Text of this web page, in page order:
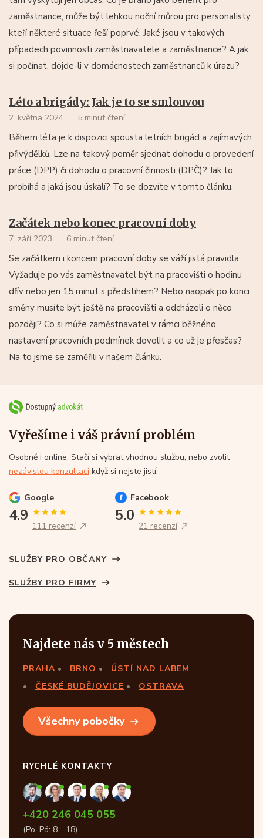
zaměstnance, může být lehkou noční můrou pro personalisty,
kteří některé situace řeší poprvé. Jaké jsou v takových
případech povinnosti zaměstnavatele a zaměstnance? A jak
si počínat, dojde-li v domácnostech zaměstnanců k úrazu?
Léto a brigády: Jak je to se smlouvou
2. května 2024 5 minut čtení
Během léta je k dispozici spousta letních brigád a zajímavých
přivýdělků. Lze na takový poměr sjednat dohodu o provedení
práce (DPP) či dohodu o pracovní činnosti (DPČ)? Jak to
probíhá a jaká jsou úskalí? To se dozvíte v tomto článku.
Začátek nebo konec pracovní doby
7. září 2023 6 minut čtení
Se začátkem i koncem pracovní doby se váží jistá pravidla.
Vyžaduje po vás zaměstnavatel být na pracovišti o hodinu
dřív nebo jen 15 minut s předstihem? Nebo naopak po konci
směny musíte být ještě na pracovišti a odcházeli o něco
později? Co si může zaměstnavatel v rámci běžného
nastavení pracovních podmínek dovolit a co už je přesčas?
Na to jsme se zaměřili v našem článku.
Vyřešíme i váš právní problém
Osobně i online. Stačí si vybrat vhodnou službu, nebo zvolit
nezávislou konzultaci když si nejste jistí.
Google
4.9
111 recenzí
Facebook
5.0
21 recenzí
SLUŽBY PRO OBČANY
SLUŽBY PRO FIRMY
Najdete nás v 5 městech
PRAHA BRNO
ÚSTÍ NAD LABEM
ČESKÉ BUDĚJOVICE
OSTRAVA
Všechny pobočky
RYCHLÉ KONTAKTY
+420 246 045 055
(Po–Pá: 8—18)